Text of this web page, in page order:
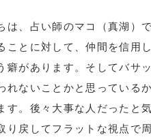
は、占い師のマコ（真湖）
ことに対して、仲間を信用
癖があります。そしてバサ
れないことかと思っている
す。後々大事な人だったと
り戻してフラットな視点で